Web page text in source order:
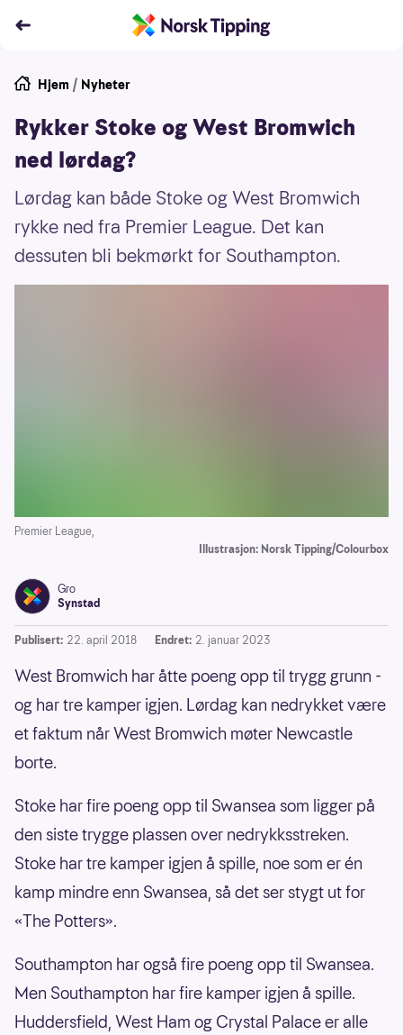
Hjem / Nyheter
Rykker Stoke og West Bromwich
ned lørdag?
Lørdag kan både Stoke og West Bromwich
rykke ned fra Premier League. Det kan
dessuten bli bekmørkt for Southampton.
Premier League,
Illustrasjon: Norsk Tipping/Colourbox
Gro
Synstad
Publisert: 22. april 2018 Endret: 2. januar 2023
West Bromwich har åtte poeng opp til trygg grunn -
og har tre kamper igjen. Lørdag kan nedrykket være
et faktum når West Bromwich møter Newcastle
borte.
Stoke har fire poeng opp til Swansea som ligger på
den siste trygge plassen over nedrykksstreken.
Stoke har tre kamper igjen å spille, noe som er én
kamp mindre enn Swansea, så det ser stygt ut for
«The Potters».
Southampton har også fire poeng opp til Swansea.
Men Southampton har fire kamper igjen å spille.
Huddersfield, West Ham og Crystal Palace er alle